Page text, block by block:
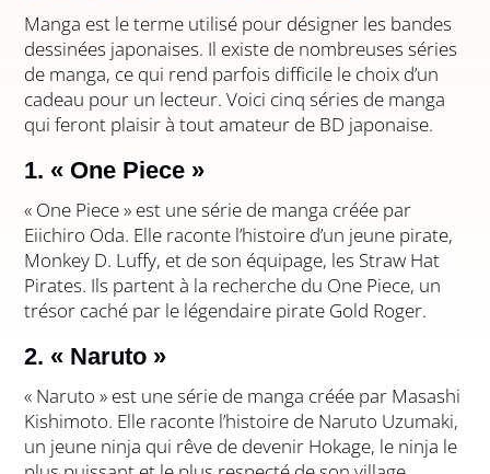
Manga est le terme utilisé pour désigner les bandes
dessinées japonaises. Il existe de nombreuses séries
de manga, ce qui rend parfois difficile le choix d’un
cadeau pour un lecteur. Voici cinq séries de manga
qui feront plaisir à tout amateur de BD japonaise.
1. « One Piece »
« One Piece » est une série de manga créée par
Eiichiro Oda. Elle raconte l’histoire d’un jeune pirate,
Monkey D. Luffy, et de son équipage, les Straw Hat
Pirates. Ils partent à la recherche du One Piece, un
trésor caché par le légendaire pirate Gold Roger.
2. « Naruto »
« Naruto » est une série de manga créée par Masashi
Kishimoto. Elle raconte l’histoire de Naruto Uzumaki,
un jeune ninja qui rêve de devenir Hokage, le ninja le